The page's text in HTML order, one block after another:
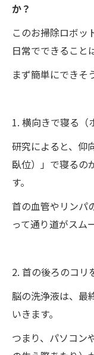
か？
このお掃除ロボッ
日常でできること
まず簡単にできそ
1. 横向きで寝る（
研究によると、仰
臥位）」で寝るの
す。
首の血管やリンパ
って通り道がスム
2. 首の後ろのコリ
脳の洗浄液は、最
いきます。
つまり、パソコン